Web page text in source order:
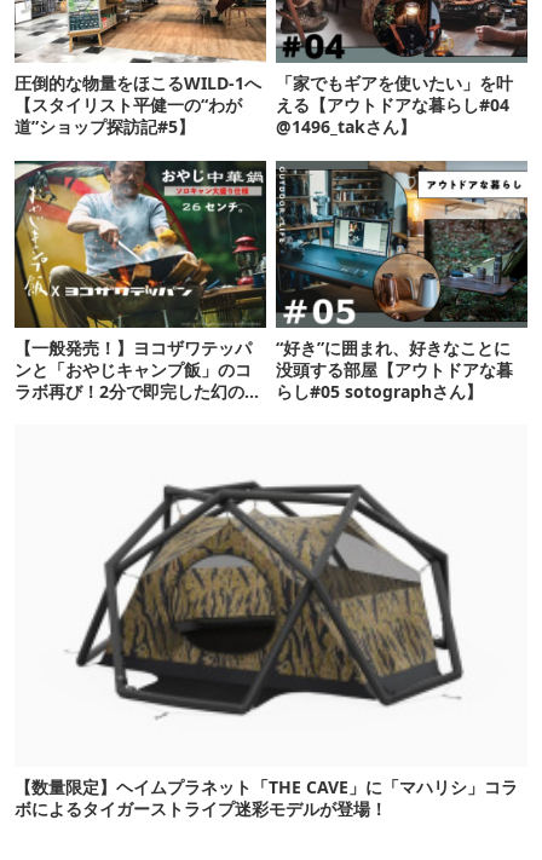
圧倒的な物量をほこるWILD-1へ
【スタイリスト平健一の“わが
道”ショップ探訪記#5】
「家でもギアを使いたい」を叶
える【アウトドアな暮らし#04
@1496_takさん】
【一般発売！】ヨコザワテッパ
ンと「おやじキャンプ飯」のコ
ラボ再び！2分で即完した幻の中
“好き”に囲まれ、好きなことに
没頭する部屋【アウトドアな暮
らし#05 sotographさん】
【数量限定】ヘイムプラネット「THE CAVE」に「マハリシ」コラ
ボによるタイガーストライプ迷彩モデルが登場！